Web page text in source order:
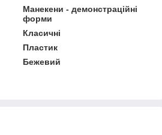
Манекени - демонстраційні
форми
Класичні
Пластик
Бежевий